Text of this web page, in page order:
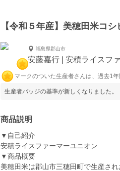
【令和５年産】美穂田米コ
福島県郡山市
安藤嘉行 | 安積ライスフ
マークのついた生産者さんは、過去1
生産者バッジの基準が新しくなりました。
商品説明
▼自己紹介
安積ライスファーマーユニオン
▼商品概要
美穂田米は郡山市三穂田町で生産さ